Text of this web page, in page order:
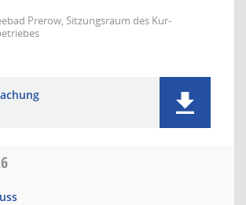
Prerow, Sitzungsraum des Kur-